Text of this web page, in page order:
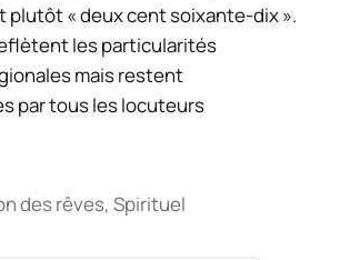
plutôt « deux cent soixante-dix ».
les particularités
mais restent
par tous les locuteurs
des rêves,Spirituel